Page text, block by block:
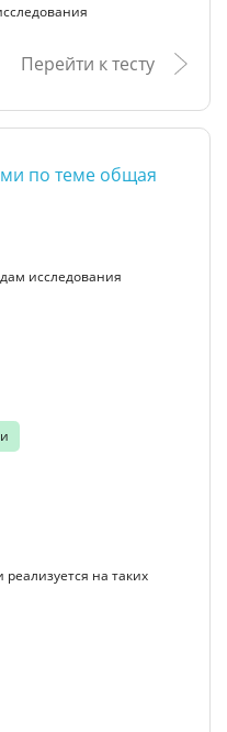
Перейти к тесту
по теме общая
исследования
на таких